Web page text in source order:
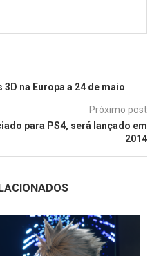
na Europa a 24 de maio
Próximo post
para PS4, será lançado em
2014